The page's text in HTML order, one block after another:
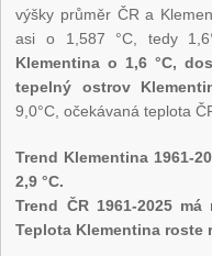
výšky průměr ČR a
asi o 1,587 °C, tedy
Klementina o 1,6 °C,
tepelný ostrov
9,0°C, očekávaná teplota
Trend Klementina 1961-
2,9 °C.
Trend ČR 1961-2025 má
Teplota Klementina roste